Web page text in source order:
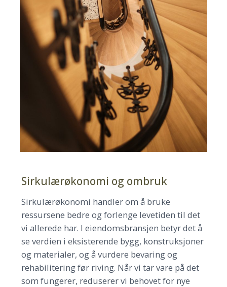
Sirkulærøkonomi og ombruk
Sirkulærøkonomi handler om å bruke
ressursene bedre og forlenge levetiden til det
vi allerede har. I eiendomsbransjen betyr det å
se verdien i eksisterende bygg, konstruksjoner
og materialer, og å vurdere bevaring og
rehabilitering før riving. Når vi tar vare på det
som fungerer, reduserer vi behovet for nye